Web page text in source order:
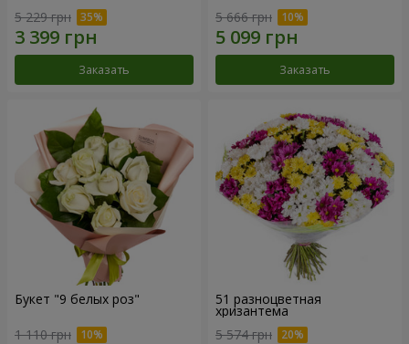
5 229 грн
Заказать
5 666 грн
Заказать
Букет "9 белых роз"
1 110 грн
51 разноцветная
хризантема
5 574 грн